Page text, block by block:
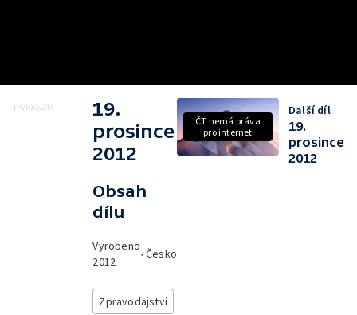
19.
prosince
2012
Obsah
dílu
Vyrobeno
2012
•Česko
Zpravodajství
ČT nemá práva
pro internet
Další díl
19.
prosince
2012